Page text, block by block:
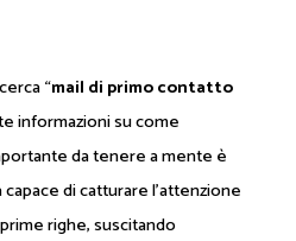
“mail di primo contatto
informazioni su come
da tenere a mente è
di catturare l'attenzione
righe, suscitando